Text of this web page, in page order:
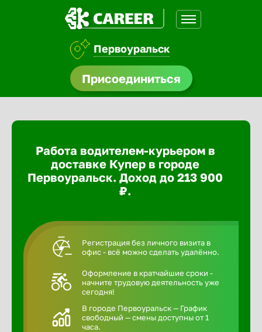
Первоуральск
Присоединиться
Работа водителем-курьером в
доставке Купер в городе
Первоуральск. Доход до 213 900
₽.
Регистрация без личного визита в
офис - всё можно сделать удалённо.
Оформление в кратчайшие сроки -
начните трудовую деятельность уже
сегодня!
В городе Первоуральск — График
свободный — смены доступны от 1
часа.